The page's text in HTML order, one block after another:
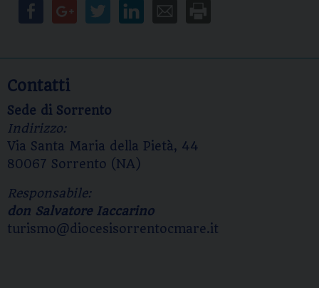
Contatti
Sede di Sorrento
Indirizzo:
Via Santa Maria della Pietà, 44
80067 Sorrento (NA)
Responsabile:
don Salvatore Iaccarino
turismo@diocesisorrentocmare.it